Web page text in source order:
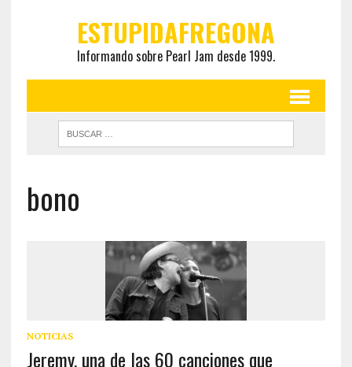
ESTUPIDAFREGONA
Informando sobre Pearl Jam desde 1999.
bono
NOTICIAS
Jeremy, una de las 60 canciones que